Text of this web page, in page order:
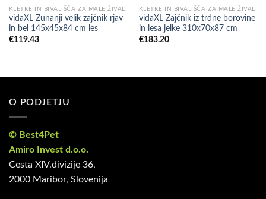
KLETKE IN BIVALIŠČA ZA MALE ŽIVALI
vidaXL Zunanji velik zajčnik rjav
in bel 145x45x84 cm les
€119.43
KLETKE IN BIVALIŠČA ZA MALE ŽIVALI
vidaXL Zajčnik iz trdne borovine
in lesa jelke 310x70x87 cm
€183.20
O PODJETJU
© Best4Pet
Amiro Invest d.o.o.
Cesta XIV.divizije 36,
2000 Maribor, Slovenija